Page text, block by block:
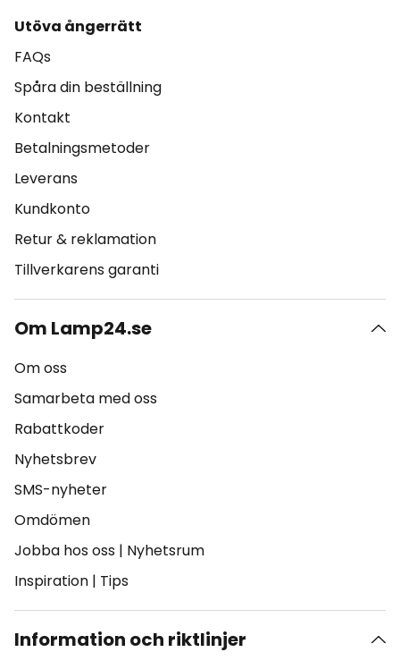
Utöva ångerrätt
FAQs
Spåra din beställning
Kontakt
Betalningsmetoder
Leverans
Kundkonto
Retur & reklamation
Tillverkarens garanti
Om Lamp24.se
Om oss
Samarbeta med oss
Rabattkoder
Nyhetsbrev
SMS-nyheter
Omdömen
Jobba hos oss | Nyhetsrum
Inspiration | Tips
Information och riktlinjer